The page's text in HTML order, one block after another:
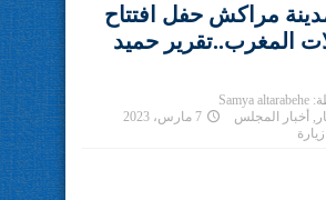
مراكش حفل افتتاح
المغرب..تقرير حميد
Samya altarabehe
أخبار المجلس
7 مارس، 2023